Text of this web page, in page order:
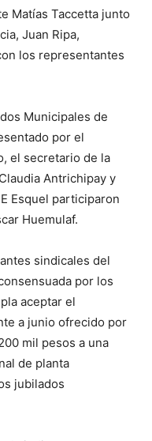
Matías Taccetta junto
Juan Ripa,
los representantes
Municipales de
por el
el secretario de la
Antrichipay y
Esquel participaron
Huemulaf.
sindicales del
por los
aceptar el
a junio ofrecido por
mil pesos a una
de planta
jubilados